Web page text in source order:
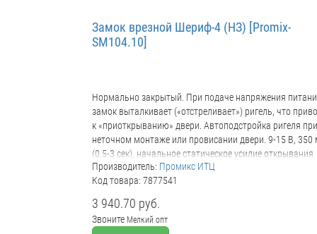
Замок врезной Шериф-4 (НЗ) [Promix-
SM104.10]
Нормально закрытый. При подаче напряжения
замок выталкивает («отстреливает») ригель, что
к «приоткрыванию» двери. Автоподстройка ригеля при
неточном монтаже или провисании двери. 9-15 В, 350
(0,5-3 сек), начальное статическое усилие открывания
двери 0,75 кг.
Производитель: Промикс ИТЦ
Код товара: 7877541
3 940.70 руб.
Звоните Мелкий опт